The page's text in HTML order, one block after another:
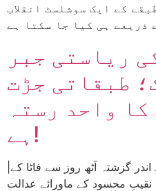
کے ایک سوشلسٹ انقلاب
ذریعے ہی کیا جا سکتا ہے
ریاستی جبر
طبقاتی جڑت
واحد رستہ
ہے!
نقیب محسود کے ماورائے عدالت